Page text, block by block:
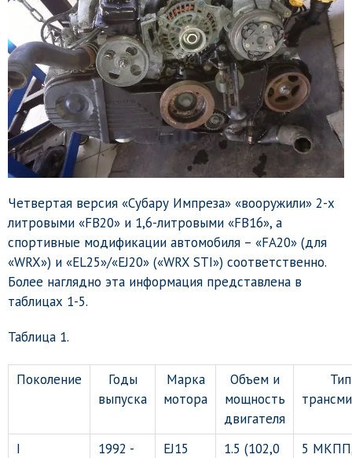
Четвертая версия «Субару Импреза» «вооружили» 2-х
литровыми «FB20» и 1,6-литровыми «FB16», а
спортивные модификации автомобиля – «FA20» (для
«WRX») и «EL25»/«EJ20» («WRX STI») соответственно.
Более наглядно эта информация представлена в
таблицах 1-5.
Таблица 1.
Поколение
Годы
выпуска
Марка
мотора
Объем и
мощность
двигателя
Тип
I
1992 -
EJ15
1.5 (102,0
5